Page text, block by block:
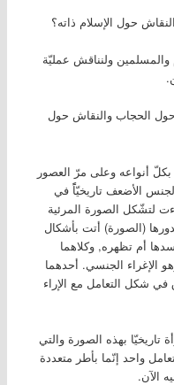
حول الإسلام ذاته؟
والمسلمين ولنناقش عمليّة
حول الحجاب والنقاش حول
أنواعه وعلى مرّ العصور
الأضعف تاريخيّاًً في
لتشّكل الصورة المرئية
(الصورة) أتت بأشكال
أم تظهره, وكلاهما
الإغراء الجنسي. أحدهما
في شكل التعامل مع الإراء
بهذه الصورة والتي
واحد إنّما بأطر متعددة
الآن.